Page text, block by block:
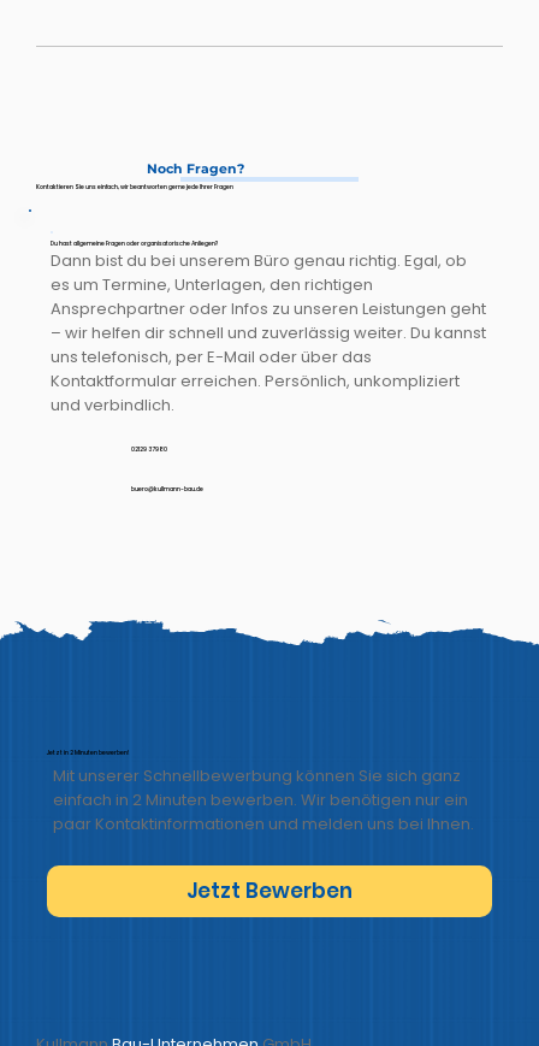
Noch Fragen?
Kontaktieren Sie uns einfach, wir beantworten gerne jede Ihrer Fragen
Du hast allgemeine Fragen oder organisatorische Anliegen?
Dann bist du bei unserem Büro genau richtig. Egal, ob
es um Termine, Unterlagen, den richtigen
Ansprechpartner oder Infos zu unseren Leistungen geht
– wir helfen dir schnell und zuverlässig weiter. Du kannst
uns telefonisch, per E-Mail oder über das
Kontaktformular erreichen. Persönlich, unkompliziert
und verbindlich.
02129 37980
buero@kullmann-bau.de
Jetzt in 2 Minuten bewerben!
Mit unserer Schnellbewerbung können Sie sich ganz
einfach in 2 Minuten bewerben. Wir benötigen nur ein
paar Kontaktinformationen und melden uns bei Ihnen.
Jetzt Bewerben